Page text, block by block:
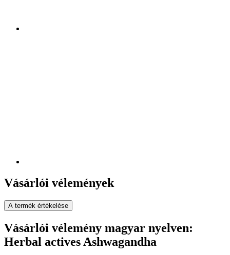
Vásárlói vélemények
A termék értékelése
Vásárlói vélemény magyar nyelven:
Herbal actives Ashwagandha